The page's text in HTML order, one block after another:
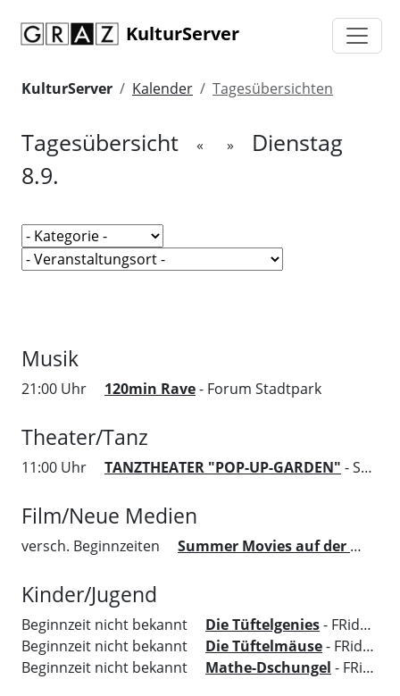
KulturServer
KulturServer Kalender Tagesübersichten
Tagesübersicht « »
Dienstag
8.9.
Musik
21:00 Uhr 120min Rave- Forum Stadtpark
Theater/Tanz
11:00 Uhr TANZTHEATER "POP-UP-GARDEN" - Salon Stolz
Film/Neue Medien
versch. Beginnzeiten Summer Movies auf der Murinsel Graz
Kinder/Jugend
Beginnzeit nicht bekannt Die Tüftelgenies- FRida&freD - Das Grazer Kindermuseum
Beginnzeit nicht bekannt
Die Tüftelmäuse- FRida&freD - Das Grazer Kindermuseum
Beginnzeit nicht bekannt
Mathe-Dschungel - FRida&freD - Das Grazer Kindermuseum